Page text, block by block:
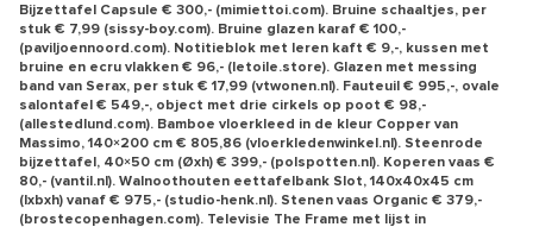
Bijzettafel Capsule € 300,- (mimiettoi.com). Bruine schaaltjes, per
stuk € 7,99 (sissy-boy.com). Bruine glazen karaf € 100,-
(paviljoennoord.com). Notitieblok met leren kaft € 9,-, kussen met
bruine en ecru vlakken € 96,- (letoile.store). Glazen met messing
band van Serax, per stuk € 17,99 (vtwonen.nl). Fauteuil € 995,-, ovale
salontafel € 549,-, object met drie cirkels op poot € 98,-
(allestedlund.com). Bamboe vloerkleed in de kleur Copper van
Massimo, 140×200 cm € 805,86 (vloerkledenwinkel.nl). Steenrode
bijzettafel, 40×50 cm (Øxh) € 399,- (polspotten.nl). Koperen vaas €
80,- (vantil.nl). Walnoothouten eettafelbank Slot, 140x40x45 cm
(lxbxh) vanaf € 975,- (studio-henk.nl). Stenen vaas Organic € 379,-
(brostecopenhagen.com). Televisie The Frame met lijst in